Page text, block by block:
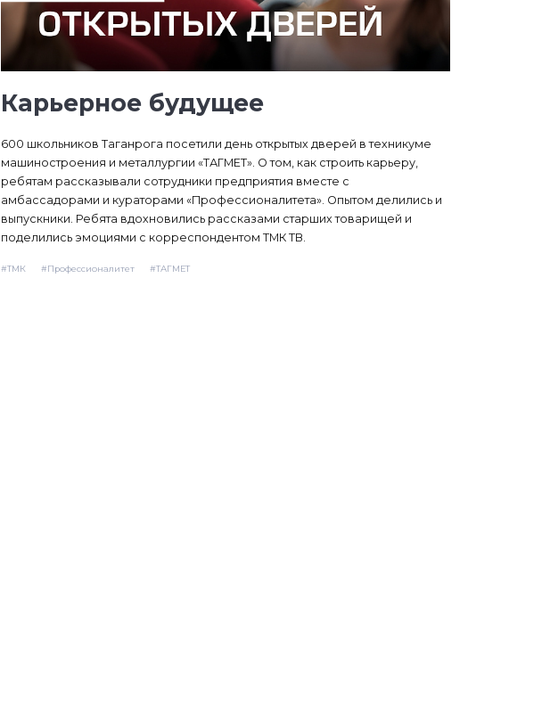
Карьерное будущее
600 школьников Таганрога посетили день открытых дверей в техникуме
машиностроения и металлургии «ТАГМЕТ». О том, как строить карьеру,
ребятам рассказывали сотрудники предприятия вместе с
амбассадорами и кураторами «Профессионалитета». Опытом делились и
выпускники. Ребята вдохновились рассказами старших товарищей и
поделились эмоциями с корреспондентом ТМК ТВ.
#ТМК #Профессионалитет #ТАГМЕТ